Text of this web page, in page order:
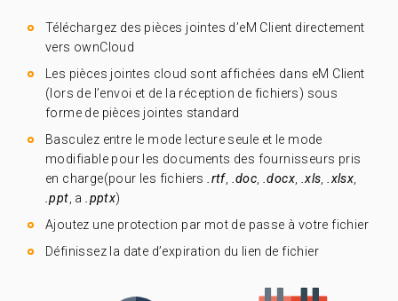
Téléchargez des pièces jointes d’eM Client directement
vers ownCloud
Les pièces jointes cloud sont affichées dans eM Client
(lors de l’envoi et de la réception de fichiers) sous
forme de pièces jointes standard
Basculez entre le mode lecture seule et le mode
modifiable pour les documents des fournisseurs pris
en charge(pour les fichiers
.rtf, .doc .docx .xls .xlsx
.ppt , a .pptx)
Ajoutez une protection par mot de passe à votre fichier
Définissez la date d’expiration du lien de fichier